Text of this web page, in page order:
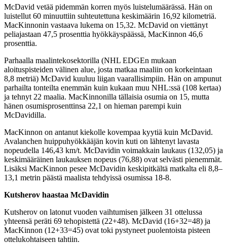
McDavid vetää pidemmän korren myös luistelumäärässä. Hän on
luistellut 60 minuuttiin suhteutettuna keskimäärin 16,92 kilometriä.
MacKinnonin vastaava lukema on 15,32. McDavid on viettänyt
peliajastaan 47,5 prosenttia hyökkäyspäässä, MacKinnon 46,6
prosenttia.
Parhaalla maalintekosektorilla (NHL EDGEn mukaan
aloituspisteiden välinen alue, josta matkaa maaliin on korkeintaan
8,8 metriä) McDavid kuuluu liigan vaarallisimpiin. Hän on ampunut
parhailta tonteilta enemmän kuin kukaan muu NHL:ssä (108 kertaa)
ja tehnyt 22 maalia. MacKinnonilla tällaisia osumia on 15, mutta
hänen osumisprosenttinsa 22,1 on hieman parempi kuin
McDavidilla.
MacKinnon on antanut kiekolle kovempaa kyytiä kuin McDavid.
Avalanchen huippuhyökkääjän kovin kuti on lähtenyt lavasta
nopeudella 146,43 km/t. McDavidin voimakkain laukaus (132,05) ja
keskimääräinen laukauksen nopeus (76,88) ovat selvästi pienemmät.
Lisäksi MacKinnon pesee McDavidin keskipitkältä matkalta eli 8,8–
13,1 metrin päästä maalista tehdyissä osumissa 18-8.
Kutsherov haastaa McDavidin
Kutsherov on latonut vuoden vaihtumisen jälkeen 31 ottelussa
yhteensä peräti 69 tehopistettä (22+48). McDavid (16+32=48) ja
MacKinnon (12+33=45) ovat toki pystyneet puolentoista pisteen
ottelukohtaiseen tahtiin.